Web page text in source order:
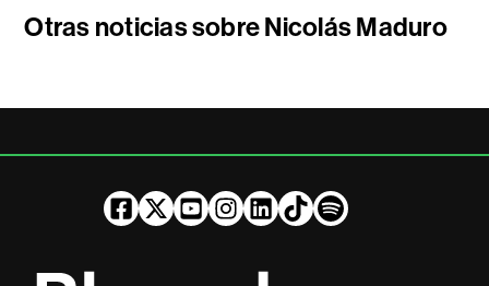
Otras noticias sobre Nicolás Maduro